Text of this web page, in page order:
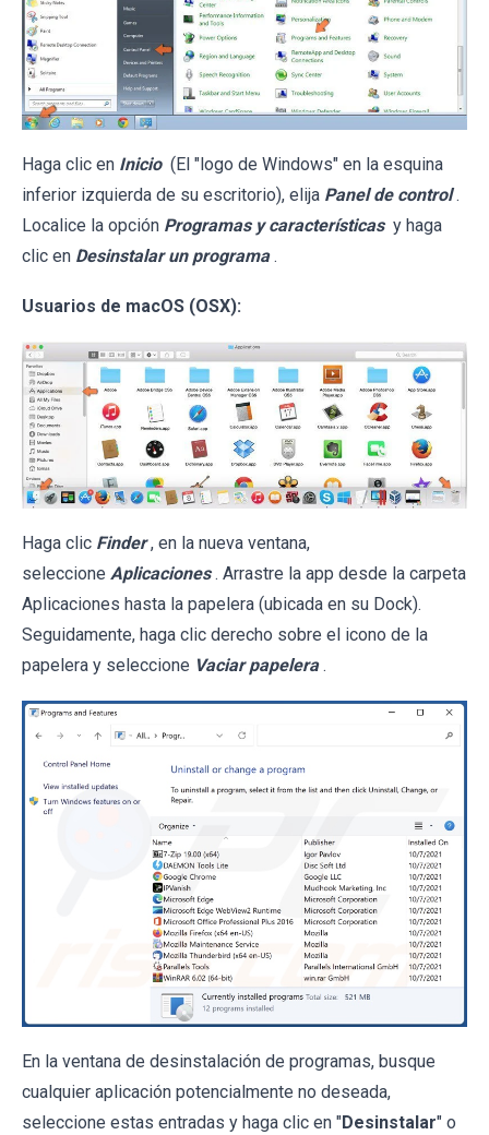
Haga clic en Inicio (El "logo de Windows" en la esquina
inferior izquierda de su escritorio), elija Panel de control .
Localice la opción Programas y características y haga
clic en Desinstalar un programa .
Usuarios de macOS (OSX):
Haga clic Finder , en la nueva ventana,
seleccione Aplicaciones . Arrastre la app desde la carpeta
Aplicaciones hasta la papelera (ubicada en su Dock).
Seguidamente, haga clic derecho sobre el icono de la
papelera y seleccione Vaciar papelera .
En la ventana de desinstalación de programas, busque
cualquier aplicación potencialmente no deseada,
seleccione estas entradas y haga clic en "Desinstalar" o